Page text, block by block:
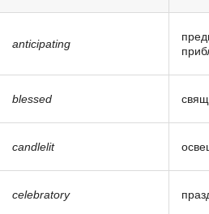
anticipating
blessed
candlelit
celebratory